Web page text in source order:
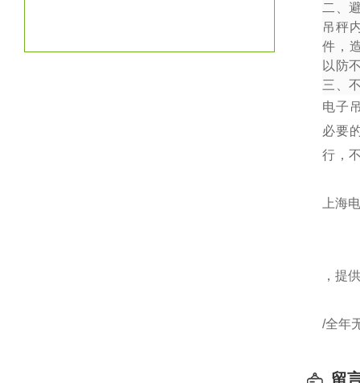
二、
吊秤
件，
以防
三、
电子
必要
行，
上海
，提
/全年
留